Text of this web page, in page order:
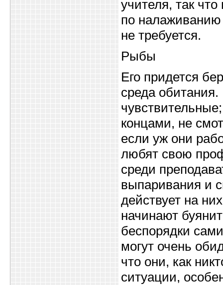
учителя, так
по
не требуется.
Рыбы
Его придется
среда
концами, не
если уж они
любят свою
среди
выпаривания и
действует на
начинают
беспорядки
могут очень
что они, как
ситуации,